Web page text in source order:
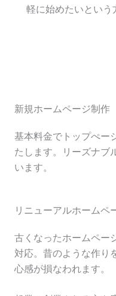
軽に始めたいという
新規ホームページ制作
基本料金でトップぺー
たします。リーズナブ
います。
リニューアルホームペ
古くなったホームペー
対応。昔のような作り
心感が損なわれます。